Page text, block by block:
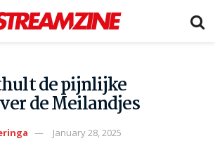
de pijnlijke
de Meilandjes
January 28, 2025